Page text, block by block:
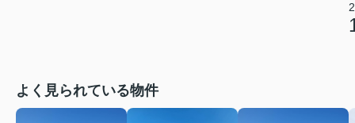
よく見られている物件